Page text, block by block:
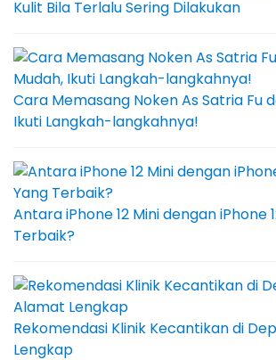
Kulit Bila Terlalu Sering Dilakukan
Cara Memasang Noken As Satria Fu
Ikuti Langkah-langkahnya!
Antara iPhone 12 Mini dengan iPhone
Terbaik?
Rekomendasi Klinik Kecantikan di
Lengkap